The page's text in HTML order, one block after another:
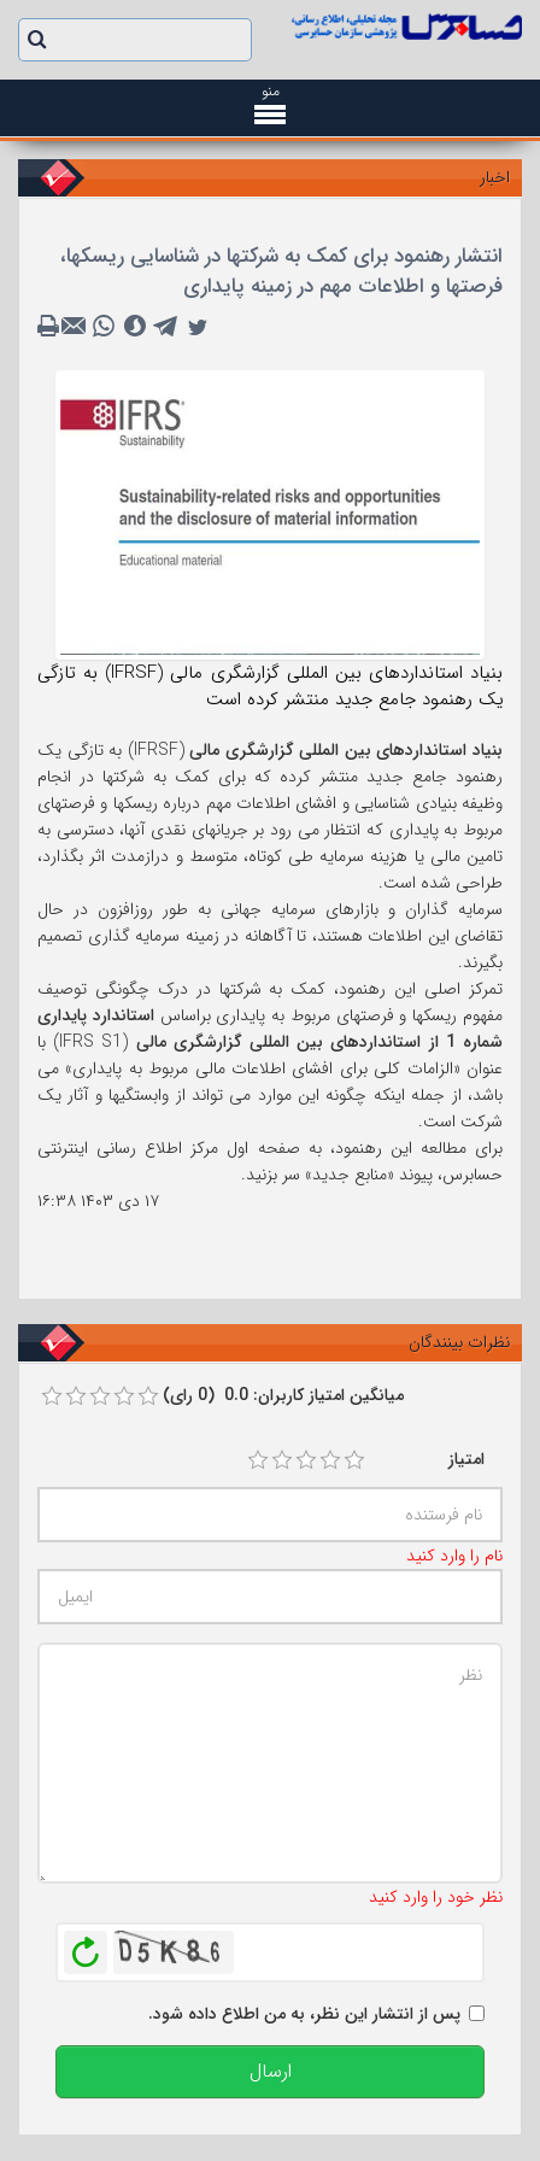
منو
اخبار
انتشار رهنمود برای کمک به شرکتها در شناسایی ریسکها،
فرصتها و اطلاعات مهم در زمینه پایداری
بنیاد استانداردهای بین المللی گزارشگری مالی (IFRSF) به تازگی
یک رهنمود جامع جدید منتشر کرده است
بنیاد استانداردهای بین المللی گزارشگری مالی
(IFRSF) به تازگی یک
رهنمود جامع جدید منتشر کرده که برای کمک به شرکتها در انجام
وظیفه بنیادی شناسایی و افشای اطلاعات مهم درباره ریسکها و فرصتهای
مربوط به پایداری که انتظار می رود بر جریانهای نقدی آنها، دسترسی به
تامین مالی یا هزینه سرمایه طی کوتاه، متوسط و درازمدت اثر بگذارد،
طراحی شده است.
سرمایه گذاران و بازارهای سرمایه جهانی به طور روزافزون در حال
تقاضای این اطلاعات هستند، تا آگاهانه در زمینه سرمایه گذاری تصمیم
بگیرند.
تمرکز اصلی این رهنمود، کمک به شرکتها در درک چگونگی توصیف
مفهوم ریسکها و فرصتهای مربوط به پایداری براساساستاندارد پایداری
شماره 1 از استانداردهای بین المللی گزارشگری مالی
(IFRS S1) با
عنوان «الزامات کلی برای افشای اطلاعات مالی مربوط به پایداری» می
باشد، از جمله اینکه چگونه این موارد می تواند از وابستگیها و آثار یک
شرکت است.
برای مطالعه این رهنمود، به صفحه اول مرکز اطلاع رسانی اینترنتی
حسابرس، پیوند «منابع جدید» سر بزنید.
۱۷ دی ۱۴۰۳
۱۶:۳۸
نظرات بینندگان
میانگین امتیاز کاربران: 0.0 (0 رای)
امتیاز
نام را وارد کنید
نظر خود را وارد کنید
پس از انتشار این نظر، به من اطلاع داده شود.
ارسال